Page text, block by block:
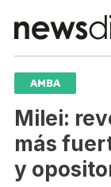
AMBA
Milei:
más
y